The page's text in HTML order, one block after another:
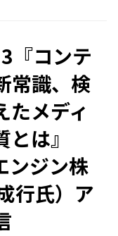
』をテーマに
。
『コンテ
常識、検
たメディ
は』
ンジン株
行氏）ア